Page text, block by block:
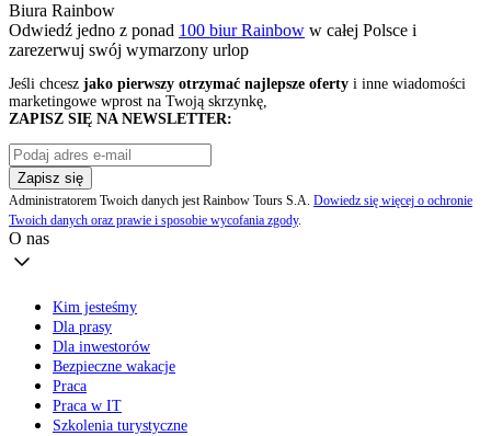
Biura Rainbow
Odwiedź jedno z ponad 100 biur Rainbow w całej Polsce i
zarezerwuj swój wymarzony urlop
Jeśli chcesz jako pierwszy otrzymać najlepsze oferty i inne wiadomości
marketingowe wprost na Twoją skrzynkę,
ZAPISZ SIĘ NA NEWSLETTER:
Zapisz się
Administratorem Twoich danych jest Rainbow Tours S.A. Dowiedz się więcej o ochronie
Twoich danych oraz prawie i sposobie wycofania zgody.
O nas
Kim jesteśmy
Dla prasy
Dla inwestorów
Bezpieczne wakacje
Praca
Praca w IT
Szkolenia turystyczne